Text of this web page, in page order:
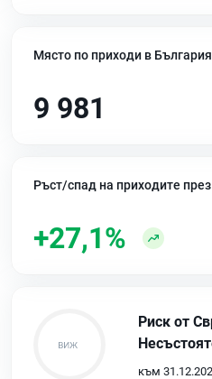
Място по приходи в България
9 981
Ръст/спад на приходите през
+27,1%
Риск от
към